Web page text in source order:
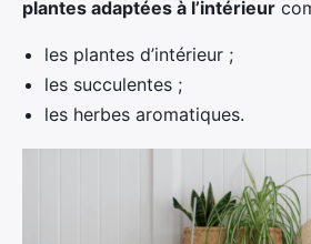
plantes adaptées à l’intérieur
les plantes d’intérieur ;
les succulentes ;
les herbes aromatiques.